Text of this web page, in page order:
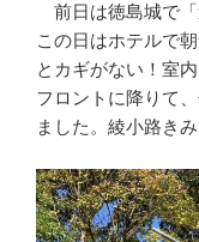
前日は徳島城で「
この日はホテルで
とカギがない！室
フロントに降りて
ました。綾小路き